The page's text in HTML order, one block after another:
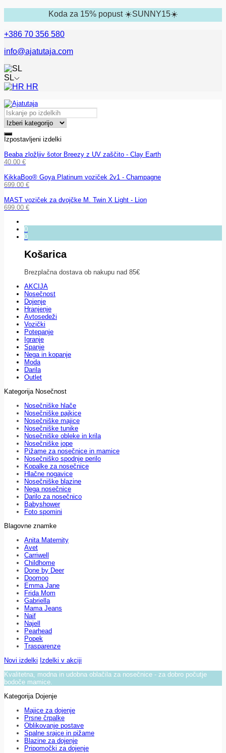
Koda za 15% popust ☀️SUNNY15☀️
+386 70 356 580
info@ajatutaja.com
SL
HR
Izpostavljeni izdelki
Beaba zložljiv šotor Breezy z UV zaščito - Clay Earth
40.00 €
KikkaBoo® Goya Platinum voziček 2v1 - Champagne
699.00 €
MAST voziček za dvojčke M. Twin X Light - Lion
699.00 €
0
0
Košarica
Brezplačna dostava ob nakupu nad 85€
AKCIJA
Nosečnost
Dojenje
Hranjenje
Avtosedeži
Vozički
Potepanje
Igranje
Spanje
Nega in kopanje
Moda
Darila
Outlet
Kategorija Nosečnost
Nosečniške hlače
Nosečniške pajkice
Nosečniške majice
Nosečniške tunike
Nosečniške obleke in krila
Nosečniške jope
Pižame za nosečnice in mamice
Nosečniško spodnje perilo
Kopalke za nosečnice
Hlačne nogavice
Nosečniške blazine
Nega nosečnice
Darilo za nosečnico
Babyshower
Foto spomini
Blagovne znamke
Anita Maternity
Avet
Carriwell
Childhome
Done by Deer
Doomoo
Emma Jane
Frida Mom
Gabriella
Mama Jeans
Naif
Najell
Pearhead
Popek
Trasparenze
Novi izdelki Izdelki v akciji
Kvalitetna, modna in udobna oblačila za nosečnice - za dobro počutje
bodoče mamice.
Kategorija Dojenje
Majice za dojenje
Prsne črpalke
Oblikovanje postave
Spalne srajce in pižame
Blazine za dojenje
Pripomočki za dojenje